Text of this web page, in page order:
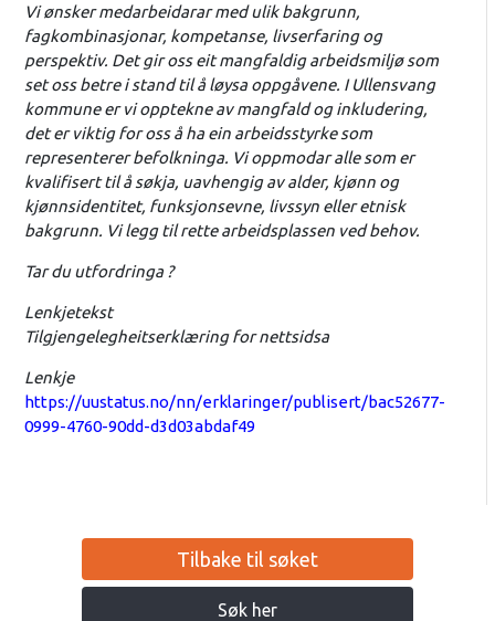
Vi ønsker medarbeidarar med ulik bakgrunn,
fagkombinasjonar, kompetanse, livserfaring og
perspektiv. Det gir oss eit mangfaldig arbeidsmiljø som
set oss betre i stand til å løysa oppgåvene. I Ullensvang
kommune er vi opptekne av mangfald og inkludering,
det er viktig for oss å ha ein arbeidsstyrke som
representerer befolkninga. Vi oppmodar alle som er
kvalifisert til å søkja, uavhengig av alder, kjønn og
kjønnsidentitet, funksjonsevne, livssyn eller etnisk
bakgrunn. Vi legg til rette arbeidsplassen ved behov.
Tar du utfordringa ?
Lenkjetekst
Tilgjengelegheitserklæring for nettsidsa
Lenkje
https://uustatus.no/nn/erklaringer/publisert/bac52677-
0999-4760-90dd-d3d03abdaf49
Tilbake til søket
Søk her